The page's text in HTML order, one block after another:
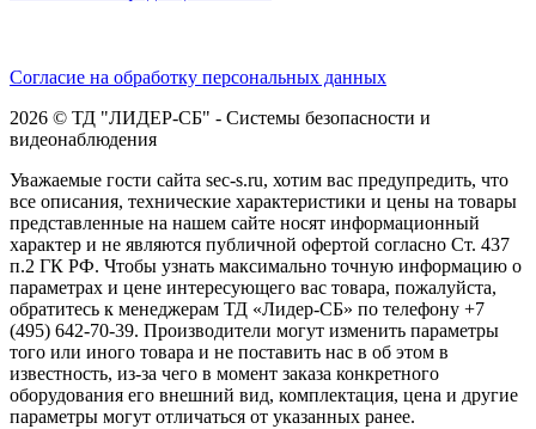
Согласие на обработку персональных данных
2026 © ТД "ЛИДЕР-СБ" - Системы безопасности и
видеонаблюдения
Уважаемые гости сайта sec-s.ru, хотим вас предупредить, что
все описания, технические характеристики и цены на товары
представленные на нашем сайте носят информационный
характер и не являются публичной офертой согласно Ст. 437
п.2 ГК РФ. Чтобы узнать максимально точную информацию о
параметрах и цене интересующего вас товара, пожалуйста,
обратитесь к менеджерам ТД «Лидер-СБ» по телефону +7
(495) 642-70-39. Производители могут изменить параметры
того или иного товара и не поставить нас в об этом в
известность, из-за чего в момент заказа конкретного
оборудования его внешний вид, комплектация, цена и другие
параметры могут отличаться от указанных ранее.